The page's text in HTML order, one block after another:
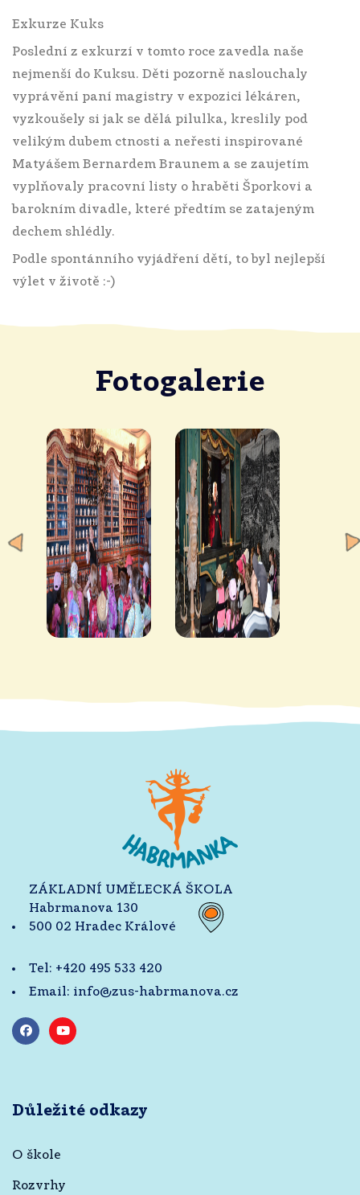
Exkurze Kuks
Poslední z exkurzí v tomto roce zavedla naše
nejmenší do Kuksu. Děti pozorně naslouchaly
vyprávění paní magistry v expozici lékáren,
vyzkoušely si jak se dělá pilulka, kreslily pod
velikým dubem ctnosti a neřesti inspirované
Matyášem Bernardem Braunem a se zaujetím
vyplňovaly pracovní listy o hraběti Šporkovi a
barokním divadle, které předtím se zatajeným
dechem shlédly.
Podle spontánního vyjádření dětí, to byl nejlepší
výlet v životě :-)
Fotogalerie
ZÁKLADNÍ UMĚLECKÁ ŠKOLA
Habrmanova 130
500 02 Hradec Králové
Tel: +420 495 533 420
Email: info@zus-habrmanova.cz
Důležité odkazy
O škole
Rozvrhy